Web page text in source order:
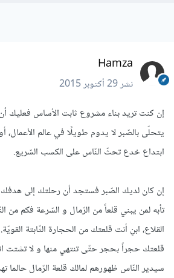
Hamza
نشر29 أكتوبر 2015
إن كنت تريد بناء مشروع ثابت الأساس فعليك
يتحلّى بالصّبر لا يدوم طويلًا في عالم الأعمال،
ابتداع خدع تحثّ النّاس على الكسب السّريع.
إن كان لديك الصّبر فستجد أن رحلتك إلى هدفك
تأبه لمن يبني قلعاً من الرّمال و السّرعة فكم من
القلاع، ابنِ أنت قلعتك من الحجارة الثّابتة
قلعتك حجراً بحجر حتّى تنتهي منها و لا تشتت
سيدير النّاس ظهورهم لمالك قلعة الرّمال حالما